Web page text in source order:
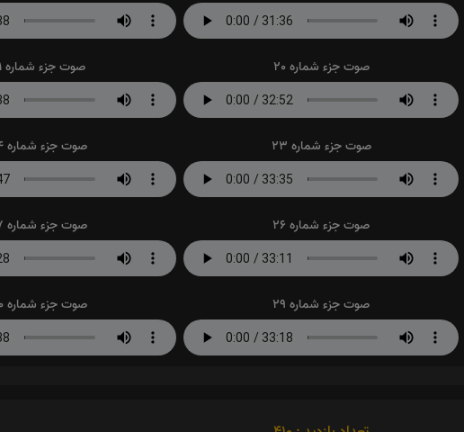
صوت جزء شماره 20 صوت جزء شماره 21
صوت جزء شماره 23 صوت جزء شماره 24
صوت جزء شماره 26 صوت جزء شماره 27
صوت جزء شماره 29 صوت جزء شماره 30